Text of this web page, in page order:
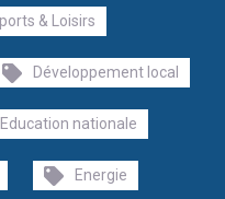
& Loisirs
Développement local
Education nationale
Energie